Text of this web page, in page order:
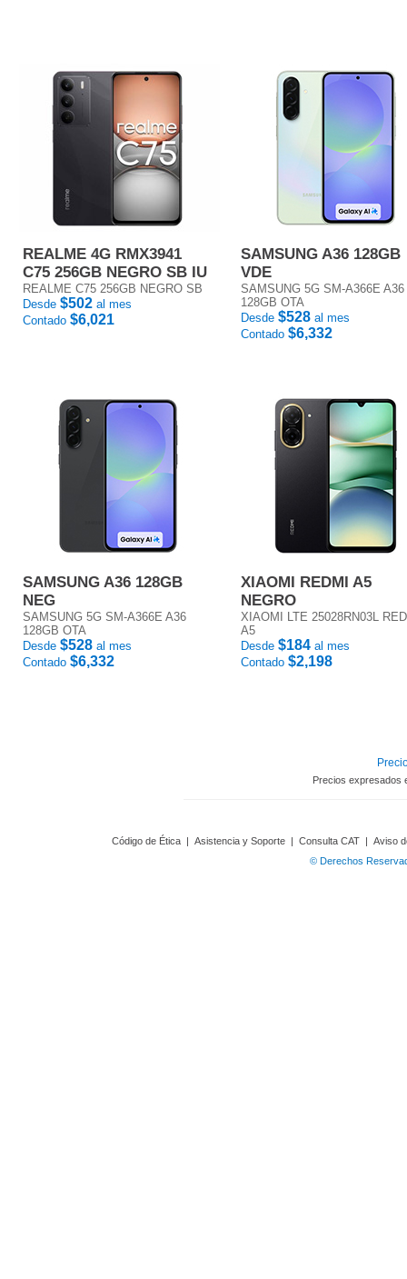
REALME 4G RMX3941
C75 256GB NEGRO SB IU
REALME C75 256GB NEGRO SB
Desde $502 al mes
Contado $6,021
SAMSUNG A36 128GB
VDE
SAMSUNG 5G SM-A366E A36
128GB OTA
Desde $528 al mes
Contado $6,332
SAMSUNG A36 128GB
NEG
SAMSUNG 5G SM-A366E A36
128GB OTA
Desde $528 al mes
Contado $6,332
XIAOMI REDMI A5
NEGRO
XIAOMI LTE 25028RN03L
A5
Desde $184 al mes
Contado $2,198
Precios expresados
Código de Ética | Asistencia y Soporte | Consulta CAT | Aviso
© Derechos